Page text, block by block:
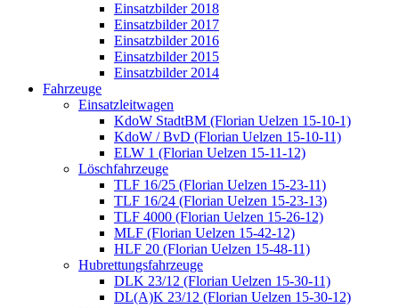
Einsatzbilder 2018
Einsatzbilder 2017
Einsatzbilder 2016
Einsatzbilder 2015
Einsatzbilder 2014
Fahrzeuge
Einsatzleitwagen
KdoW StadtBM (Florian Uelzen 15-10-1)
KdoW / BvD (Florian Uelzen 15-10-11)
ELW 1 (Florian Uelzen 15-11-12)
Löschfahrzeuge
TLF 16/25 (Florian Uelzen 15-23-11)
TLF 16/24 (Florian Uelzen 15-23-13)
TLF 4000 (Florian Uelzen 15-26-12)
MLF (Florian Uelzen 15-42-12)
HLF 20 (Florian Uelzen 15-48-11)
Hubrettungsfahrzeuge
DLK 23/12 (Florian Uelzen 15-30-11)
DL(A)K 23/12 (Florian Uelzen 15-30-12)